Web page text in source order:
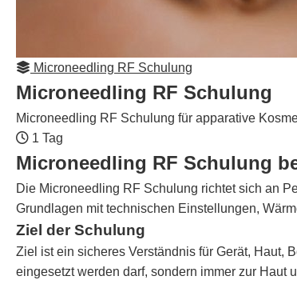
Microneedling RF Schulung
Microneedling RF Schulung
Microneedling RF Schulung für apparative
1 Tag
Microneedling RF Schulung
Die Microneedling RF Schulung richtet sich an
Grundlagen mit technischen Einstellungen,
Ziel der Schulung
Ziel ist ein sicheres Verständnis für Gerät, Haut,
eingesetzt werden darf, sondern immer zur Haut